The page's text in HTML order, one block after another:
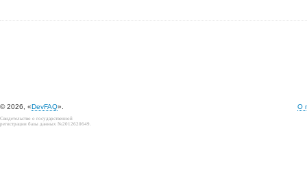
© 2026, «DevFAQ». О
Свидетельство о государственной
регистрации базы данных №2012620649.